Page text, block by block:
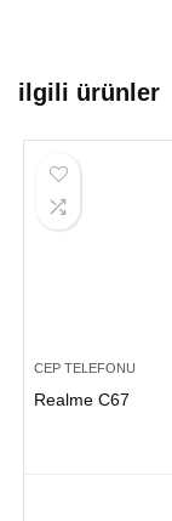
ilgili ürünler
CEP TELEFONU
Realme C67